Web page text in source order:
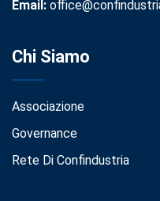
Email:
Chi Siamo
Associazione
Governance
Rete Di Confindustria